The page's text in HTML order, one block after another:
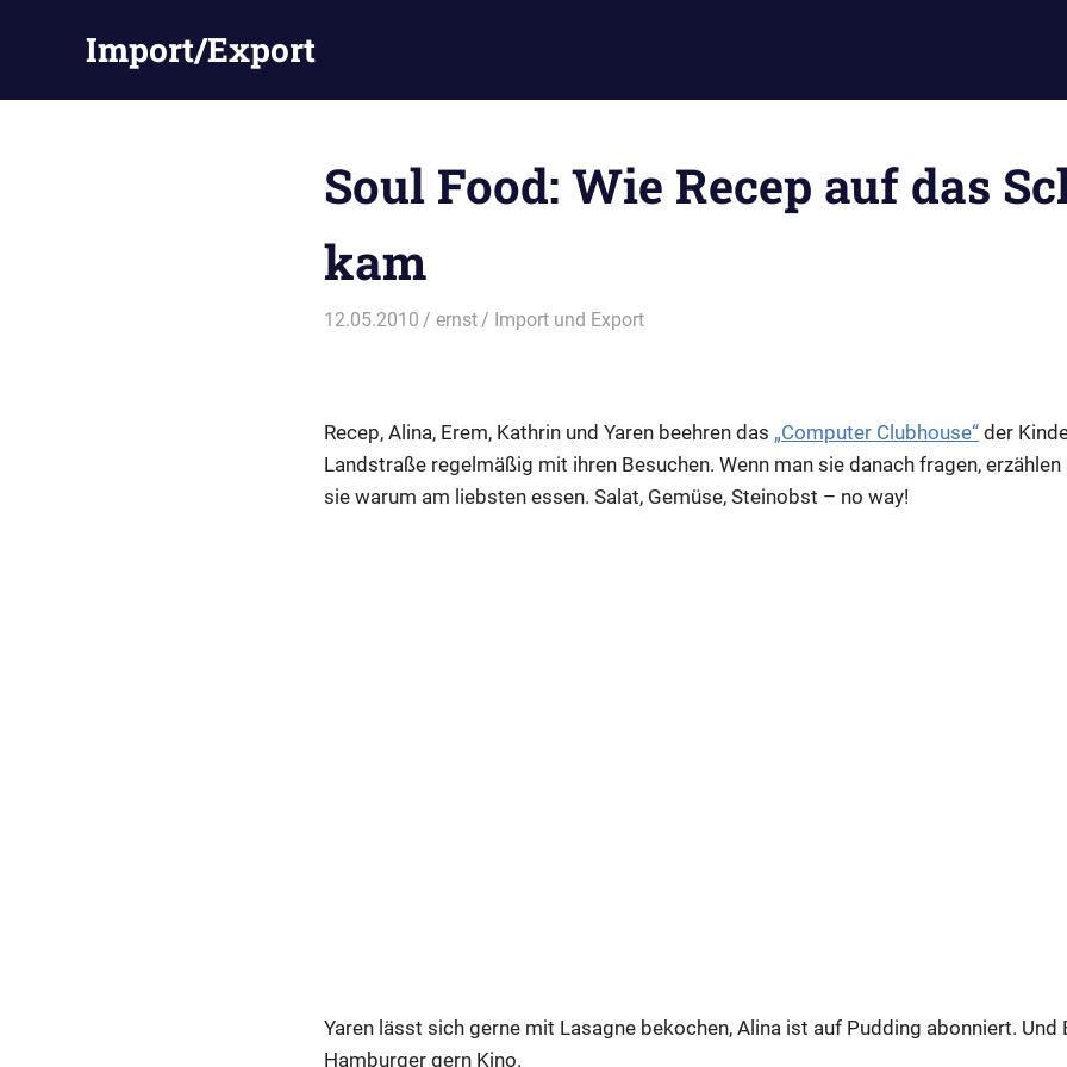
Import/Export
Soul Food: Wie Recep auf das
kam
12.05.2010 ernst Import und Export
Recep, Alina, Erem, Kathrin und Yaren beehren das „Computer Clubhouse“ der
Landstraße regelmäßig mit ihren Besuchen. Wenn man sie danach fragen,
sie warum am liebsten essen. Salat, Gemüse, Steinobst – no way!
Yaren lässt sich gerne mit Lasagne bekochen, Alina ist auf Pudding abonniert. Und
Hamburger gern Kino.